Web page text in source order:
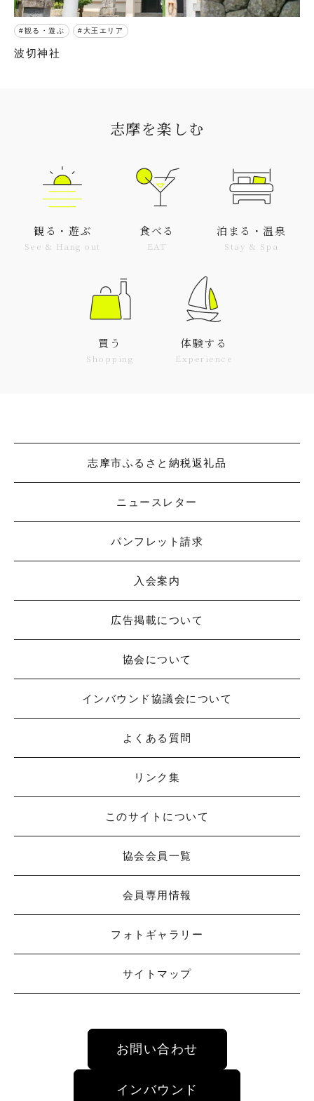
観る・遊ぶ 大王エリア
波切神社
志摩を楽しむ
観る・遊ぶ
See & Hang out
食べる
EAT
泊まる・温泉
Stay & Spa
買う
Shopping
体験する
Experience
志摩市ふるさと納税返礼品
ニュースレター
パンフレット請求
入会案内
広告掲載について
協会について
インバウンド協議会について
よくある質問
リンク集
このサイトについて
協会会員一覧
会員専用情報
フォトギャラリー
サイトマップ
お問い合わせ
インバウンド